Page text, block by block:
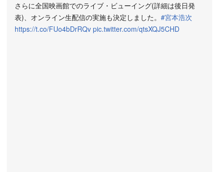
さらに全国映画館でのライブ・ビューイング(詳細は後日発
表)、オンライン生配信の実施も決定しました。 #宮本浩次
https://t.co/FUo4bDrRQv pic.twitter.com/qtsXQJ5CHD